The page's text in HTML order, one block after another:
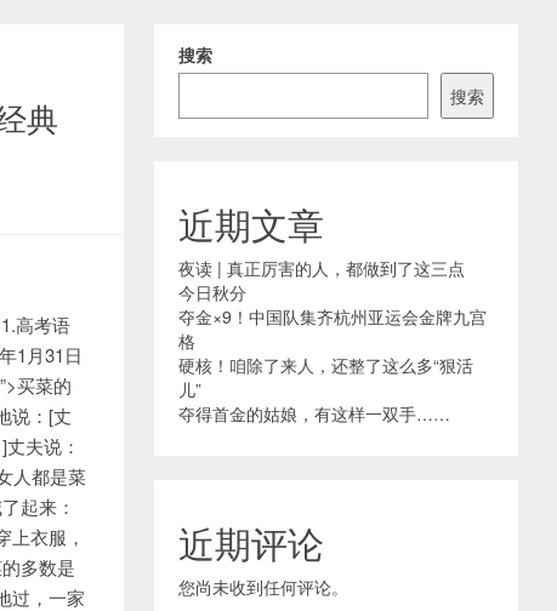
典
高考语
1月31日
买菜的
说：[丈
夫说：
人都是菜
起来：
上衣服，
多数是
过，一家
搜索
搜索
近期文章
夜读 | 真正厉害的人，都做到了这三点
今日秋分
夺金×9！中国队集齐杭州亚运会金牌九宫
格
硬核！咱除了来人，还整了这么多“狠活
儿”
夺得首金的姑娘，有这样一双手……
近期评论
您尚未收到任何评论。